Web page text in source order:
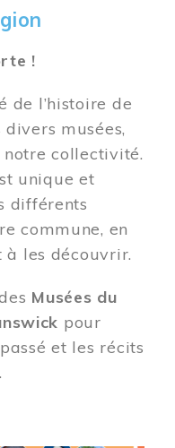
!
de l’histoire de
musées,
collectivité.
unique et
différents
commune, en
les découvrir.
Musées du
pour
et les récits